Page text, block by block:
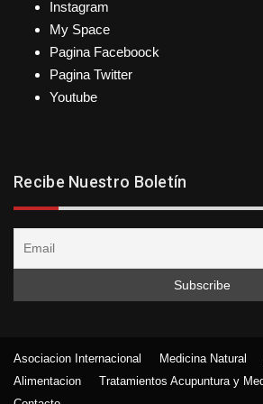
Instagram
My Space
Pagina Faceboock
Pagina Twitter
Youtube
Recibe Nuestro Boletín
Asociacion Internacional Medicina Natural
Alimentacion
Tratamientos Acupuntura y